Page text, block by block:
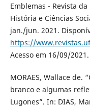
Emblemas - Revista
História e Ciências
jan./jun. 2021.
https://
Acesso em 16/09/2021.
MORAES, Wallace de.
branco e algumas
Lugones”. In: DIAS,